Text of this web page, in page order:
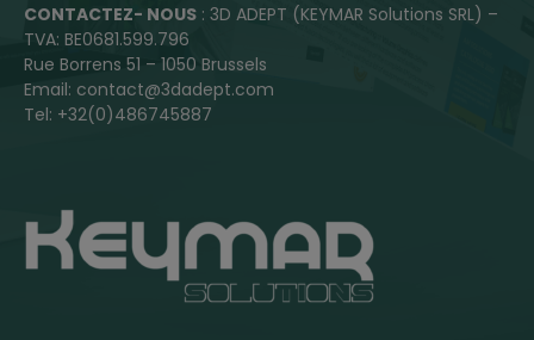
CONTACTEZ- NOUS : 3D ADEPT (KEYMAR Solutions SRL) –
TVA: BE0681.599.796
Rue Borrens 51 – 1050 Brussels
Email: contact@3dadept.com
Tel: +32(0)486745887